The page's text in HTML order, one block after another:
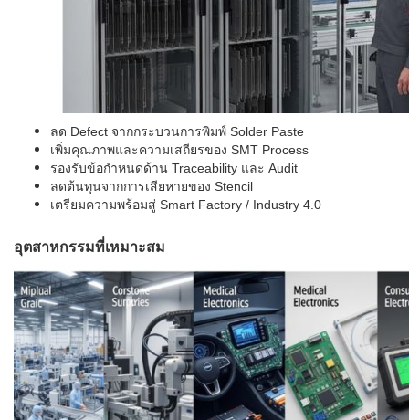
ลด Defect จากกระบวนการพิมพ์ Solder Paste
เพิ่มคุณภาพและความเสถียรของ SMT Process
รองรับข้อกำหนดด้าน Traceability และ Audit
ลดต้นทุนจากการเสียหายของ Stencil
เตรียมความพร้อมสู่ Smart Factory / Industry 4.0
อุตสาหกรรมที่เหมาะสม